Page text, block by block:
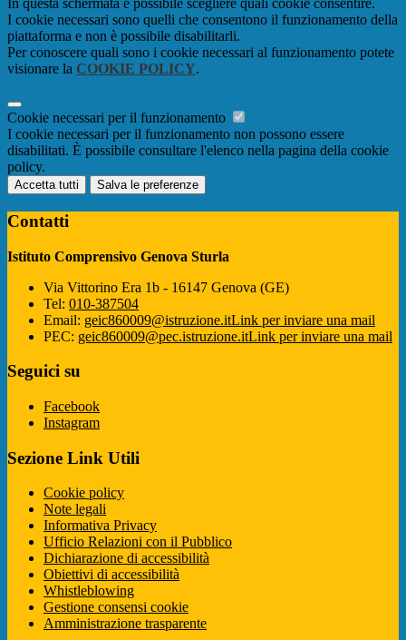
In questa schermata è possibile scegliere quali cookie consentire.
I cookie necessari sono quelli che consentono il funzionamento della
piattaforma e non è possibile disabilitarli.
Per conoscere quali sono i cookie necessari al funzionamento potete
visionare la COOKIE POLICY.
Cookie necessari per il funzionamento
I cookie necessari per il funzionamento non possono essere
disabilitati. È possibile consultare l'elenco nella pagina della cookie
policy.
Accetta tutti Salva le preferenze
Contatti
Istituto Comprensivo Genova Sturla
Via Vittorino Era 1b - 16147 Genova (GE)
Tel: 010-387504
Email: geic860009@istruzione.itLink per inviare una mail
PEC: geic860009@pec.istruzione.itLink per inviare una mail
Seguici su
Facebook
Instagram
Sezione Link Utili
Cookie policy
Note legali
Informativa Privacy
Ufficio Relazioni con il Pubblico
Dichiarazione di accessibilità
Obiettivi di accessibilità
Whistleblowing
Gestione consensi cookie
Amministrazione trasparente